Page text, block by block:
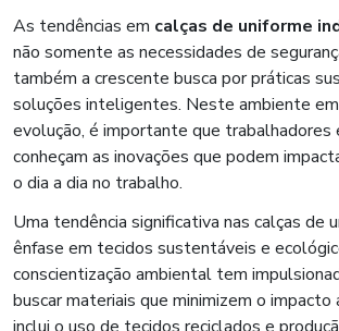
As tendências em calças de uniforme
não somente as necessidades de
também a crescente busca por práticas
soluções inteligentes. Neste ambiente
evolução, é importante que trabalhadores
conheçam as inovações que podem
o dia a dia no trabalho.
Uma tendência significativa nas calças de
ênfase em tecidos sustentáveis e
conscientização ambiental tem
buscar materiais que minimizem o impacto
inclui o uso de tecidos reciclados e